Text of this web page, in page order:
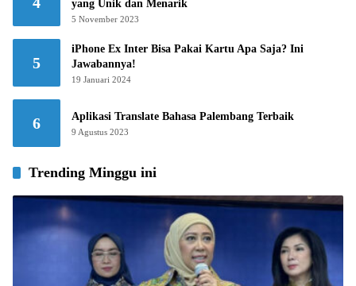
yang Unik dan Menarik
5 November 2023
5
iPhone Ex Inter Bisa Pakai Kartu Apa Saja? Ini
Jawabannya!
19 Januari 2024
6 Aplikasi Translate Bahasa Palembang Terbaik
9 Agustus 2023
Trending Minggu ini